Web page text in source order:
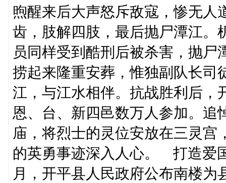
煦醒来后大声怒斥敌寇，惨无人
齿，肢解四肢，最后抛尸潭江。
员同样受到酷刑后被杀害，抛
捞起来隆重安葬，惟独副队长司
江，与江水相伴。抗战胜利后，
恩、台、新四邑数万人参加。追
庙，将烈士的灵位安放在三灵宫
的英勇事迹深入人心。 打造爱
月，开平县人民政府公布南楼为